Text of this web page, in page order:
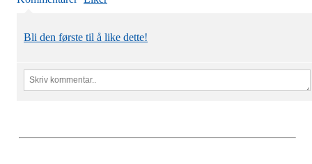
Bli den første til å like dette!